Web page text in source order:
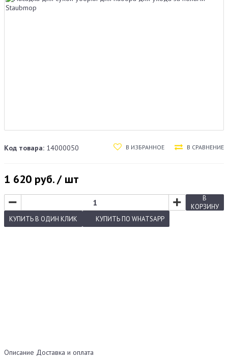
Код товара: 14000050 В ИЗБРАННОЕ В СРАВНЕНИЕ
1 620 руб. / шт
− +
В
КОРЗИНУ
КУПИТЬ В ОДИН КЛИК КУПИТЬ ПО WHATSAPP
Описание Доставка и оплата